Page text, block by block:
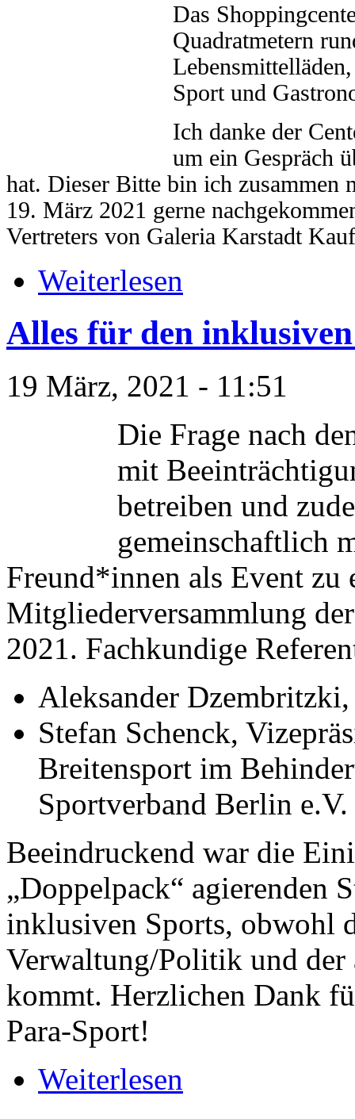
Das
Quadratmetern
Sport und
Ich danke der
um ein Gespräch
hat. Dieser Bitte bin ich
19. März 2021 gerne
Vertreters von Galeria Karstadt
Weiterlesen
Alles für den
19 März, 2021 - 11:51
Die Frage nach
mit
betreiben und
gemeinschaftlich
Freund*innen als Event
Mitgliederversammlung
2021. Fachkundige
Aleksander
Stefan Schenck,
Breitensport im
Sportverband Berlin e.V.
Beeindruckend war die
„Doppelpack“ agierenden
inklusiven Sports, obwohl
Verwaltung/Politik und der
kommt. Herzlichen Dank
Para-Sport!
Weiterlesen